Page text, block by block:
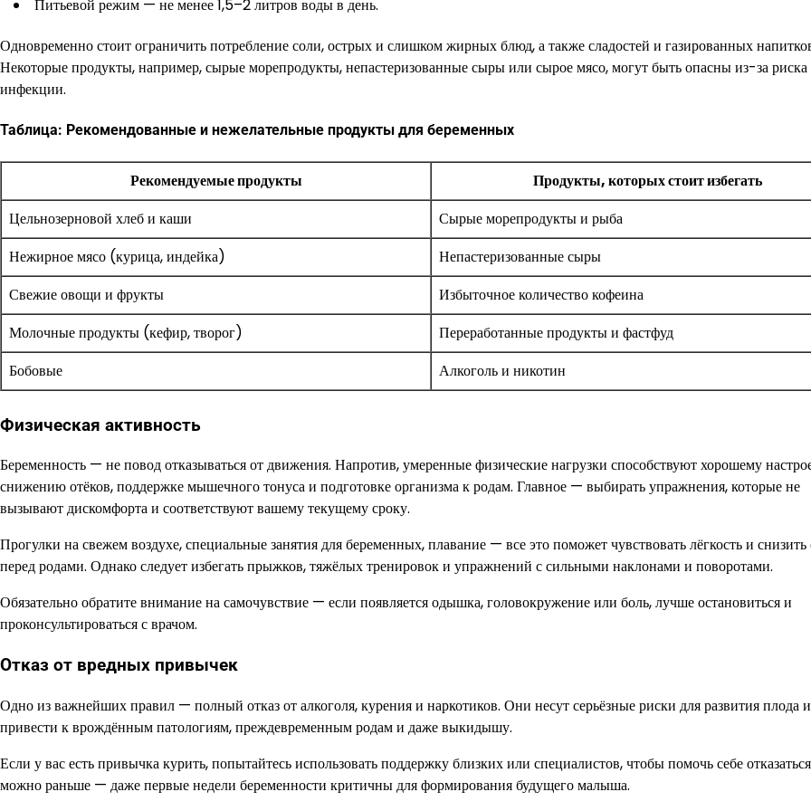
Питьевой режим — не менее 1,5–2 литров воды в день.
Одновременно стоит ограничить потребление соли, острых и слишком жирных блюд, а также сладостей и газированных
Некоторые продукты, например, сырые морепродукты, непастеризованные сыры или сырое мясо, могут быть опасны из-за риска
инфекции.
Таблица: Рекомендованные и нежелательные продукты для беременных
Рекомендуемые продукты
Продукты, которых стоит избегать
Цельнозерновой хлеб и каши
Сырые морепродукты и рыба
Нежирное мясо (курица, индейка)
Непастеризованные сыры
Свежие овощи и фрукты
Избыточное количество кофеина
Молочные продукты (кефир, творог)
Переработанные продукты и фастфуд
Бобовые
Алкоголь и никотин
Физическая активность
Беременность — не повод отказываться от движения. Напротив, умеренные физические нагрузки способствуют хорошему
снижению отёков, поддержке мышечного тонуса и подготовке организма к родам. Главное — выбирать упражнения, которые не
вызывают дискомфорта и соответствуют вашему текущему сроку.
Прогулки на свежем воздухе, специальные занятия для беременных, плавание — все это поможет чувствовать лёгкость и снизить
перед родами. Однако следует избегать прыжков, тяжёлых тренировок и упражнений с сильными наклонами и поворотами.
Обязательно обратите внимание на самочувствие — если появляется одышка, головокружение или боль, лучше остановиться и
проконсультироваться с врачом.
Отказ от вредных привычек
Одно из важнейших правил — полный отказ от алкоголя, курения и наркотиков. Они несут серьёзные риски для развития плода
привести к врождённым патологиям, преждевременным родам и даже выкидышу.
Если у вас есть привычка курить, попытайтесь использовать поддержку близких или специалистов, чтобы помочь себе
можно раньше — даже первые недели беременности критичны для формирования будущего малыша.